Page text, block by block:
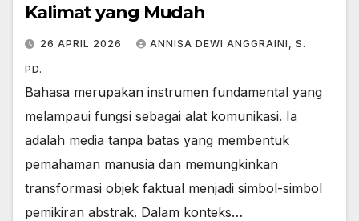
Kalimat yang Mudah
26 APRIL 2026 ANNISA DEWI ANGGRAINI, S.
PD.
Bahasa merupakan instrumen fundamental yang
melampaui fungsi sebagai alat komunikasi. Ia
adalah media tanpa batas yang membentuk
pemahaman manusia dan memungkinkan
transformasi objek faktual menjadi simbol-simbol
pemikiran abstrak. Dalam konteks…